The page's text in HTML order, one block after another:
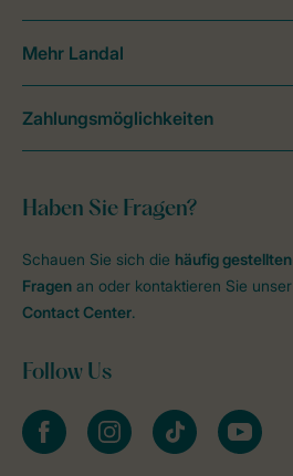
Haben Sie Fragen?
Schauen Sie sich die häufig gestellten
Fragen an oder kontaktieren Sie unser
Contact Center.
Follow Us
facebookinstagramtiktok youtube
Mehr Landal
Zahlungsmöglichkeiten